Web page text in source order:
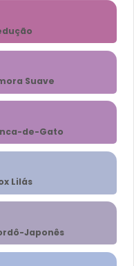
Suave
de-Gato
Lilás
Japonês